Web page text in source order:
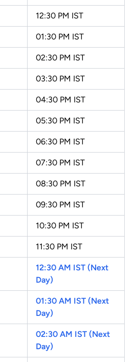
12:30 PM IST
01:30 PM IST
02:30 PM IST
03:30 PM IST
04:30 PM IST
05:30 PM IST
06:30 PM IST
07:30 PM IST
08:30 PM IST
09:30 PM IST
10:30 PM IST
11:30 PM IST
12:30 AM IST (Next
Day)
01:30 AM IST (Next
Day)
02:30 AM IST (Next
Day)